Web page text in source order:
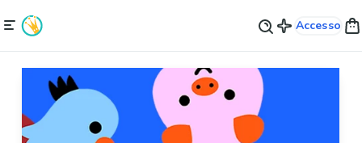
Accesso